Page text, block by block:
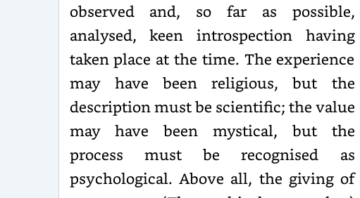
observed and, so far as possible,
analysed, keen introspection having
taken place at the time. The experience
may have been religious, but the
description must be scientific; the value
may have been mystical, but the
process must be recognised as
psychological. Above all, the giving of